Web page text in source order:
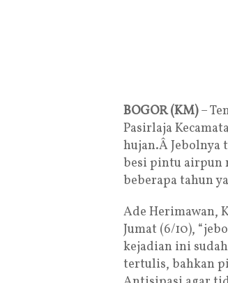
BOGOR (KM)–
Pasirlaja
hujan.Â
besi pintu airpun
beberapa tahun
Ade Herimawan,
Jumat (6/10),
kejadian ini
tertulis, bahkan